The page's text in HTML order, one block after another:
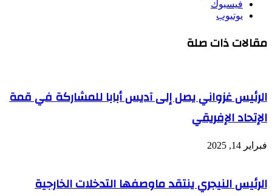
فيسبوك
يوتيوب
مقالات ذات صلة
الرئيس غزواني يصل إلى آديس أبابا للمشاركة في قمة
الإتحاد الإفريقي
فبراير 14, 2025
الرئيس النيجري ينتقد ماوصفها التدخلات الخارجية